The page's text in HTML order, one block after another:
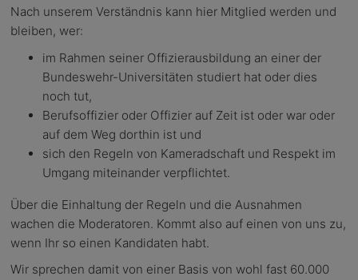
Nach unserem Verständnis kann hier Mitglied werden und
bleiben, wer:
im Rahmen seiner Offizierausbildung an einer der
Bundeswehr-Universitäten studiert hat oder dies
noch tut,
Berufsoffizier oder Offizier auf Zeit ist oder war oder
auf dem Weg dorthin ist und
sich den Regeln von Kameradschaft und Respekt im
Umgang miteinander verpflichtet.
Über die Einhaltung der Regeln und die Ausnahmen
wachen die Moderatoren. Kommt also auf einen von uns zu,
wenn Ihr so einen Kandidaten habt.
Wir sprechen damit von einer Basis von wohl fast 60.000